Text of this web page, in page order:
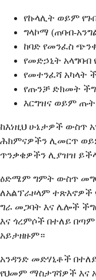
የኩላሊት ወይም
ግላኮማ (ጠባብ-
ከባድ የመንፈስ
የመድኃኒት
የመተንፈሻ አካላት
የጡንቻ ድክመት
እርግዝና ወይም
ከእነዚህ ሁኔታዎች
ሕክምናዎችን ሊመርጥ
ጥንቃቄዎችን ሊያዝዝ
ዕድሜም ግምት ውስጥ
ለአልፕራዞላም ተጽእኖዎች
ግራ መጋባት እና ሌሎች
እና ጎረምሶች በተለይ
አይታዘዙም።
አንዳንድ መድሃኒቶች
የህመም ማስታገሻዎች እና